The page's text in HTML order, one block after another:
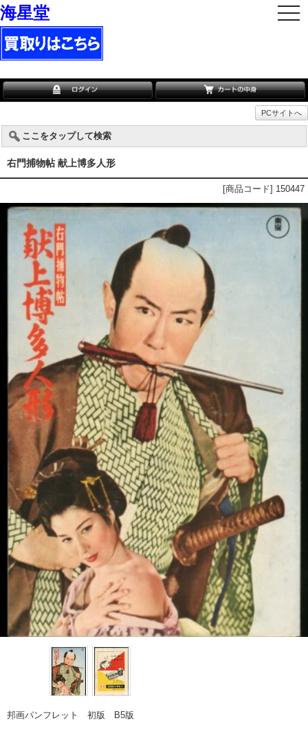
海星堂
PCサイトへ
ここをタップして検索
右門捕物帖 献上博多人形
[商品コード] 150447
邦画パンフレット 初版 B5版